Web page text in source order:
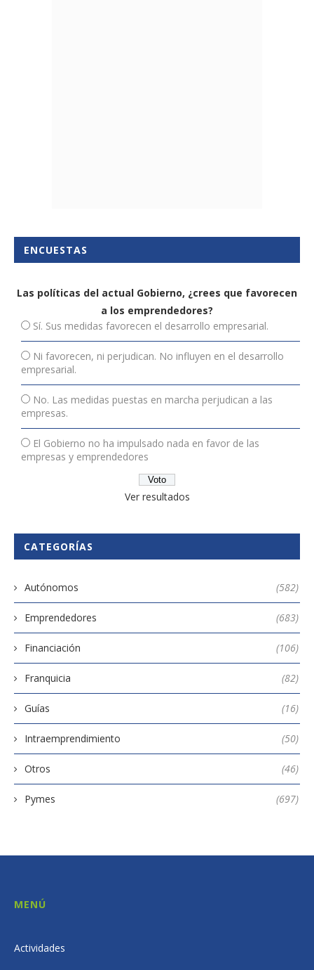
ENCUESTAS
Las políticas del actual Gobierno, ¿crees que favorecen
a los emprendedores?
Sí. Sus medidas favorecen el desarrollo empresarial.
Ni favorecen, ni perjudican. No influyen en el desarrollo
empresarial.
No. Las medidas puestas en marcha perjudican a las
empresas.
El Gobierno no ha impulsado nada en favor de las
empresas y emprendedores
Ver resultados
CATEGORÍAS
Autónomos (582)
Emprendedores (683)
Financiación (106)
Franquicia (82)
Guías (16)
Intraemprendimiento (50)
Otros (46)
Pymes (697)
MENÚ
Actividades